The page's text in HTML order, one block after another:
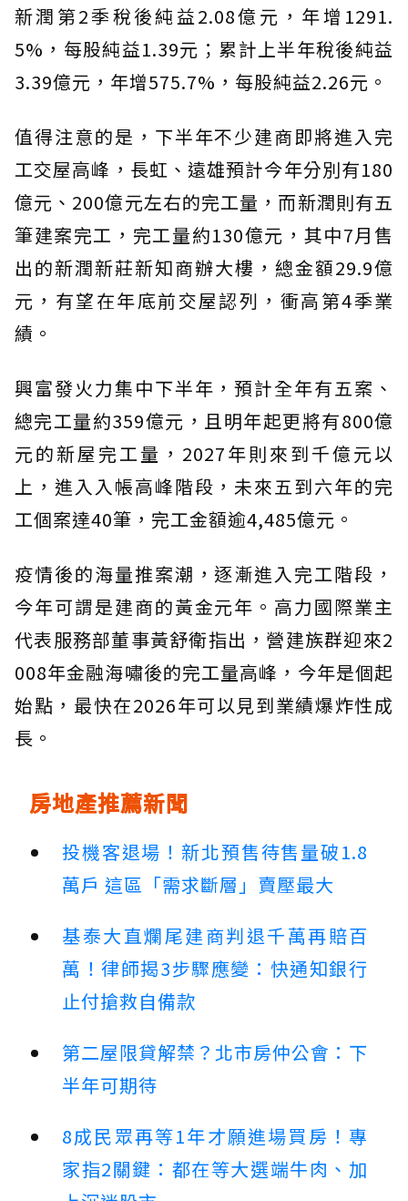
新潤第2季稅後純益2.08億元，年增1291.
5%，每股純益1.39元；累計上半年稅後純益
3.39億元，年增575.7%，每股純益2.26元。
值得注意的是，下半年不少建商即將進入完
工交屋高峰，長虹、遠雄預計今年分別有180
億元、200億元左右的完工量，而新潤則有五
筆建案完工，完工量約130億元，其中7月售
出的新潤新莊新知商辦大樓，總金額29.9億
元，有望在年底前交屋認列，衝高第4季業
績。
興富發火力集中下半年，預計全年有五案、
總完工量約359億元，且明年起更將有800億
元的新屋完工量，2027年則來到千億元以
上，進入入帳高峰階段，未來五到六年的完
工個案達40筆，完工金額逾4,485億元。
疫情後的海量推案潮，逐漸進入完工階段，
今年可謂是建商的黃金元年。高力國際業主
代表服務部董事黃舒衛指出，營建族群迎來2
008年金融海嘯後的完工量高峰，今年是個起
始點，最快在2026年可以見到業績爆炸性成
長。
房地產推薦新聞
投機客退場！新北預售待售量破1.8
萬戶 這區「需求斷層」賣壓最大
基泰大直爛尾建商判退千萬再賠百
萬！律師揭3步驟應變：快通知銀行
止付搶救自備款
第二屋限貸解禁？北市房仲公會：下
半年可期待
8成民眾再等1年才願進場買房！專
家指2關鍵：都在等大選端牛肉、加